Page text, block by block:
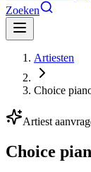
Zoeken
Artiesten
Choice
Artiest
Choice